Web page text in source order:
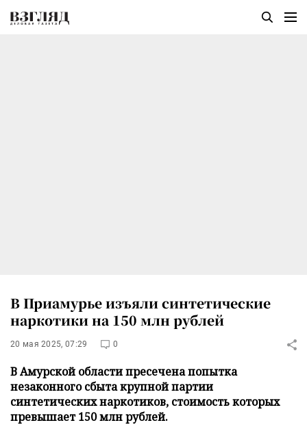
В Приамурье изъяли синтетические
наркотики на 150 млн рублей
20 мая 2025, 07:29 0
В Амурской области пресечена попытка
незаконного сбыта крупной партии
синтетических наркотиков, стоимость которых
превышает 150 млн рублей.